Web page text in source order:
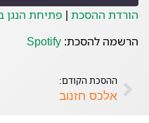
Spotify
הורדת ההסכת | פתיחת הנגן
הרשמה להסכת: Spotify
ההסכת הקודם:
אלכס חזנוב